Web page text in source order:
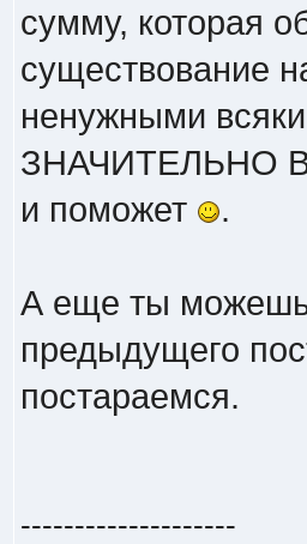
сумму, которая
существование
ненужными
ЗНАЧИТЕЛЬНО
и поможет
.
А еще ты можешь
предыдущего
постараемся.
--------------------